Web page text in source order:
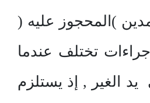
)المحجوز عليه (
تختلف عندما
الغير , إذ يستلزم